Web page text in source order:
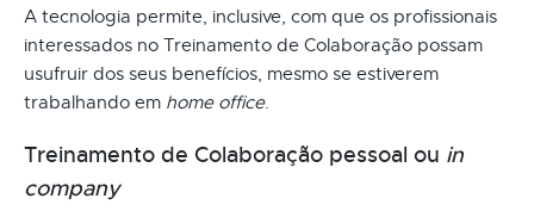
A tecnologia permite, inclusive, com que os profissionais
interessados no Treinamento de Colaboração possam
usufruir dos seus benefícios, mesmo se estiverem
trabalhando em home office.
Treinamento de Colaboração pessoal ou in
company